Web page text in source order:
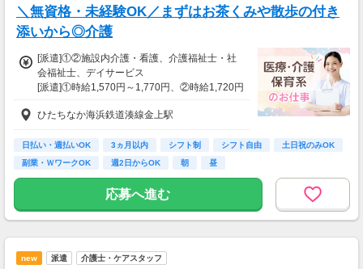
※未経験の方（無資格）：時給1500円で算出し
た場合となります。
【交通費】
全額支給
※交通費全額支給（派遣先による）
※車通勤OK/規定あり
＼無資格・未経験OK／まずはお茶くみや散歩の付き
添いから◎介護
[派遣]①②施設内介護・看護、介護福祉士・社
会福祉士、デイサービス
[派遣]①時給1,570円～1,770円、②時給1,720円
～1,920円
【お持ちの資格や経験にあわせて待遇UP！】
◆初任者研修/実務者研修：時給1570円～
◆介護福祉士：時給1720円～
急な出費があっても安心◎
◆別途、残業代支給（時給25％UP）
※勤務施設や勤務条件により時給は変動いたし
【交通費】
ひたちなか海浜鉄道湊線金上駅
日払い・週払いOK 3ヵ月以内 シフト制 シフト自由
土日祝のみOK
副業・ＷワークOK
週2日からOK 朝 昼
応募へ進む
new 派遣 介護士・ケアスタッフ